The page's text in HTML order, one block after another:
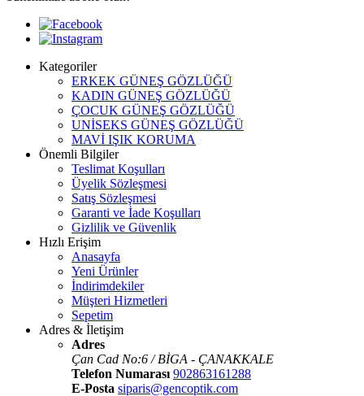
Kategoriler
ERKEK GÜNEŞ GÖZLÜĞÜ
KADIN GÜNEŞ GÖZLÜĞÜ
ÇOCUK GÜNEŞ GÖZLÜĞÜ
UNİSEKS GÜNEŞ GÖZLÜĞÜ
MAVİ IŞIK KORUMA
Önemli Bilgiler
Teslimat Koşulları
Üyelik Sözleşmesi
Satış Sözleşmesi
Garanti ve İade Koşulları
Gizlilik ve Güvenlik
Hızlı Erişim
Anasayfa
Yeni Ürünler
İndirimdekiler
Müşteri Hizmetleri
Sepetim
Adres & İletişim
Adres
Çan Cad No:6 / BİGA - ÇANAKKALE
Telefon Numarası 902863161288
E-Posta siparis@gencoptik.com